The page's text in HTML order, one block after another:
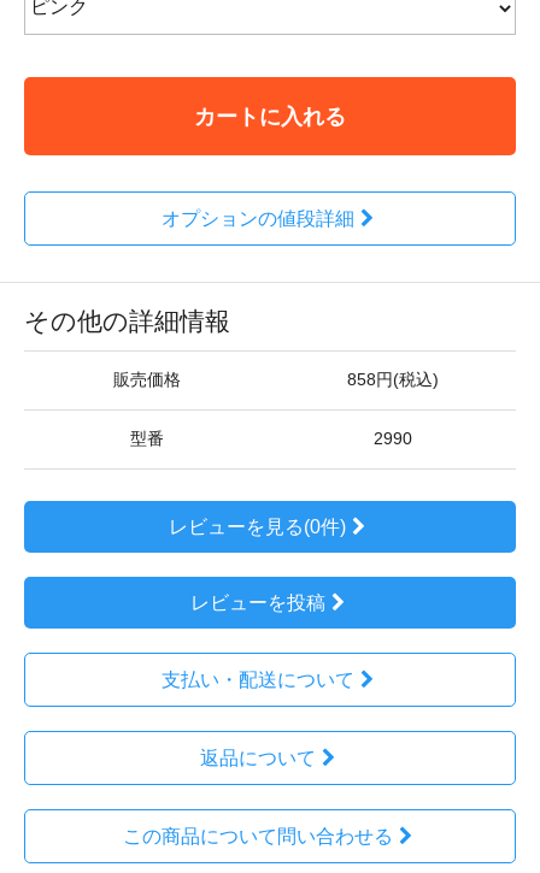
カートに入れる
オプションの値段詳細
その他の詳細情報
販売価格 858円(税込)
型番 2990
レビューを見る(0件)
レビューを投稿
支払い・配送について
返品について
この商品について問い合わせる